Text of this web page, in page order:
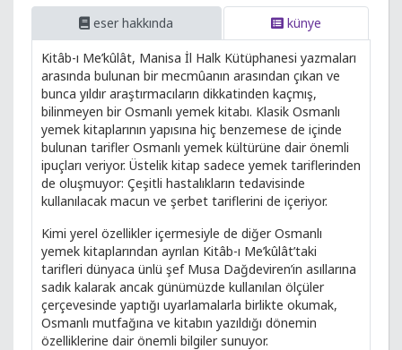
eser hakkında künye
Kitâb-ı Me’kûlât, Manisa İl Halk Kütüphanesi yazmaları
arasında bulunan bir mecmûanın arasından çıkan ve
bunca yıldır araştırmacıların dikkatinden kaçmış,
bilinmeyen bir Osmanlı yemek kitabı. Klasik Osmanlı
yemek kitaplarının yapısına hiç benzemese de içinde
bulunan tarifler Osmanlı yemek kültürüne dair önemli
ipuçları veriyor. Üstelik kitap sadece yemek tariflerinden
de oluşmuyor: Çeşitli hastalıkların tedavisinde
kullanılacak macun ve şerbet tariflerini de içeriyor.
Kimi yerel özellikler içermesiyle de diğer Osmanlı
yemek kitaplarından ayrılan Kitâb-ı Me’kûlât’taki
tarifleri dünyaca ünlü şef Musa Dağdeviren’in asıllarına
sadık kalarak ancak günümüzde kullanılan ölçüler
çerçevesinde yaptığı uyarlamalarla birlikte okumak,
Osmanlı mutfağına ve kitabın yazıldığı dönemin
özelliklerine dair önemli bilgiler sunuyor.